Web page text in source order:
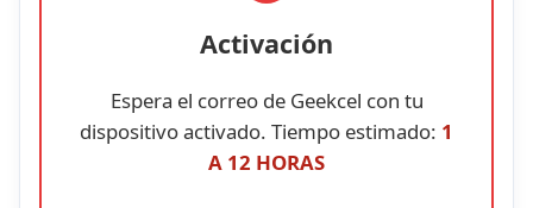
Activación
Espera el correo de Geekcel con tu
dispositivo activado. Tiempo estimado: 1
A 12 HORAS